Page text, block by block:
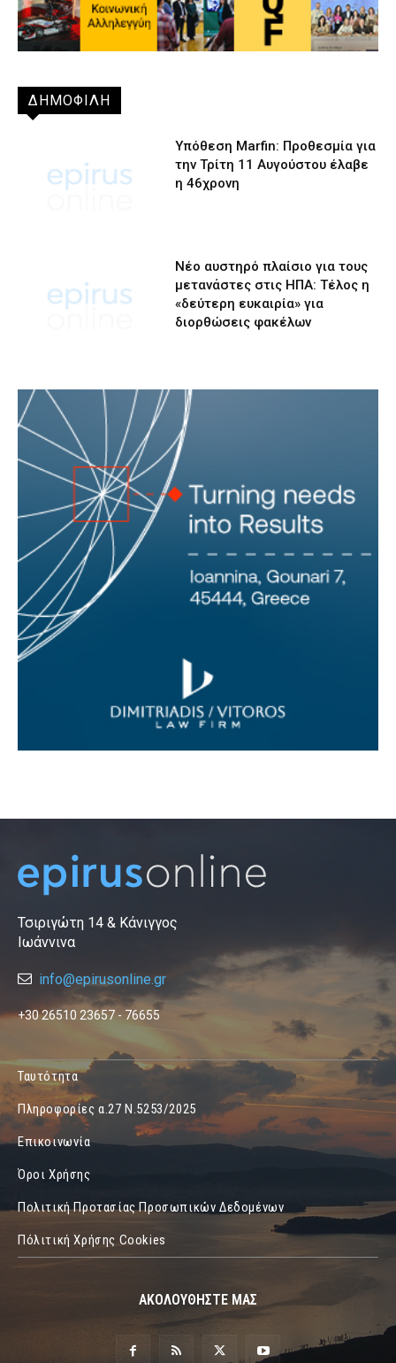
ΔΗΜΟΦΙΛΗ
Υπόθεση Marfin: Προθεσμία για
την Τρίτη 11 Αυγούστου έλαβε
η 46χρονη
Νέο αυστηρό πλαίσιο για τους
μετανάστες στις ΗΠΑ: Τέλος η
«δεύτερη ευκαιρία» για
διορθώσεις φακέλων
Τσιριγώτη 14 & Κάνιγγος
Ιωάννινα
info@epirusonline.gr
+30 26510 23657 - 76655
Ταυτότητα
Πληροφορίες α.27 Ν.5253/2025
Επικοινωνία
Όροι Χρήσης
Πολιτική Προτασίας Προσωπικών Δεδομένων
Πόλιτική Χρήσης Cookies
ΑΚΟΛΟΥΘΗΣΤΕ ΜΑΣ